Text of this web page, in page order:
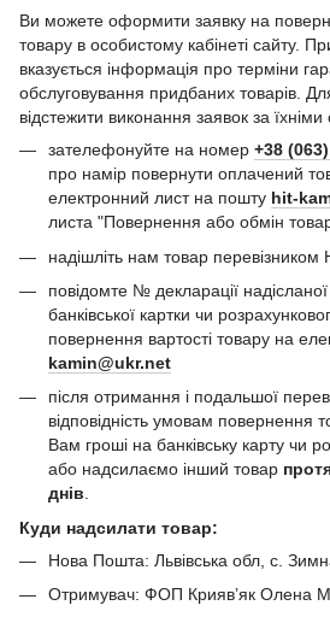
Ви можете оформити заявку на
товару в особистому кабінеті сайту.
вказується інформація про терміни
обслуговування придбаних товарів.
відстежити виконання заявок за
зателефонуйте на номер +38
про намір повернути оплачений
електронний лист на пошту hit-
листа "Повернення або обмін
надішліть нам товар
повідомте № декларації
банківської картки чи
повернення вартості товару на
kamin@ukr.net
після отримання і подальшої
відповідність умовам повернення
Вам гроші на банківську карту чи
або надсилаємо інший товар
днів.
Куди надсилати товар:
Нова Пошта: Львівська обл, с.
Отримувач: ФОП Криявʼяк Олена